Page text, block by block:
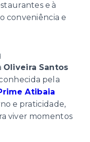
e à
conveniência e
Oliveira Santos
pela
Atibaia
e praticidade,
viver momentos